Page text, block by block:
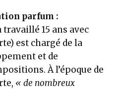
parfum :
travaillé 15 ans avec
est chargé de la
et de
À l’époque de
« de nombreux